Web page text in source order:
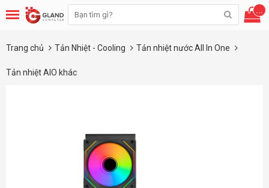
...
Trang chủ Tản Nhiệt - Cooling Tản nhiệt nước All In One
Tản nhiệt AIO khác